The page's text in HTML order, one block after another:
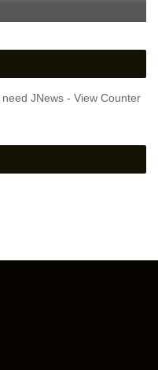
JNews - View Counter